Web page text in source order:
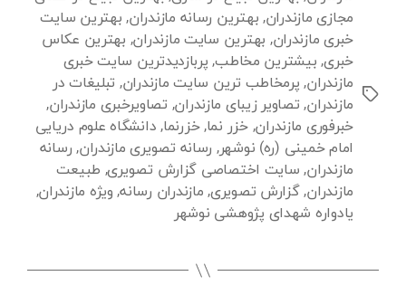
برچسب‌ها
مجازی مازندران, بهترین رسانه مازندران, بهترین سایت
خبری مازندران, بهترین سایت مازندران, بهترین عکاس
خبری, بیشترین مخاطب, پربازدیدترین سایت خبری
مازندران, پرمخاطب ترین سایت مازندران, تبلیغات در
مازندران, تصاویر زیبای مازندران, تصاویرخبری مازندران,
خبرفوری مازندران,خزر نما,خزرنما, دانشگاه علوم دریایی
امام خمینی (ره) نوشهر, رسانه تصویری مازندران, رسانه
مازندران, سایت اختصاصی گزارش تصویری, طبیعت
مازندران,گزارش تصویری, مازندران رسانه, ویژه مازندران,
یادواره شهدای پژوهشی نوشهر